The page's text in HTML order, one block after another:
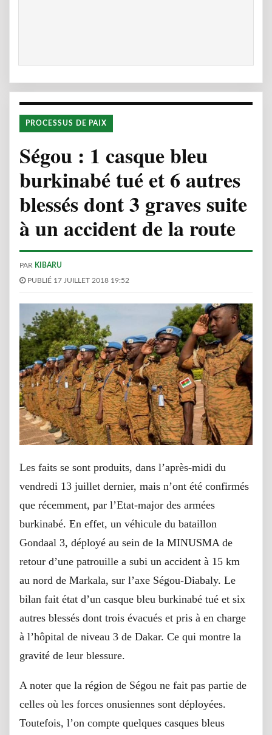
PROCESSUS DE PAIX
Ségou : 1 casque bleu
burkinabé tué et 6 autres
blessés dont 3 graves suite
à un accident de la route
PAR KIBARU
PUBLIÉ 17 JUILLET 2018 19:52
Les faits se sont produits, dans l’après-midi du
vendredi 13 juillet dernier, mais n’ont été confirmés
que récemment, par l’Etat-major des armées
burkinabé. En effet, un véhicule du bataillon
Gondaal 3, déployé au sein de la MINUSMA de
retour d’une patrouille a subi un accident à 15 km
au nord de Markala, sur l’axe Ségou-Diabaly. Le
bilan fait état d’un casque bleu burkinabé tué et six
autres blessés dont trois évacués et pris à en charge
à l’hôpital de niveau 3 de Dakar. Ce qui montre la
gravité de leur blessure.
A noter que la région de Ségou ne fait pas partie de
celles où les forces onusiennes sont déployées.
Toutefois, l’on compte quelques casques bleus